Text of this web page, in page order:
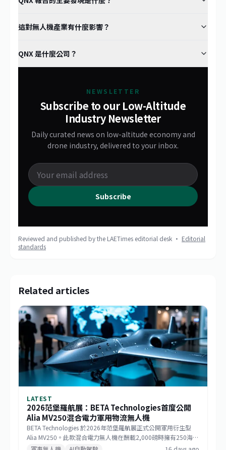
這對無人機產業有什麼影響？
QNX 是什麼公司？
NEWSLETTER
Subscribe to our Low-Altitude
Industry Newsletter
Daily curated news on low-altitude economy and
drone industry, delivered to your inbox.
Subscribe
Reviewed and published by the LAETimes editorial desk · Editorial
standards
Related articles
LATEST
2026范堡羅航展：BETA Technologies首度公開
Alia MV250混合電力軍用物流無人機
BETA Technologies 於2026年范堡羅航展正式公開軍用衍生型
Alia MV250。此款混合電力無人機在酬載2,000磅時擁有250海里
戰術航程，若酬載減至1,000磅則任務半徑可達750海里，巡航速